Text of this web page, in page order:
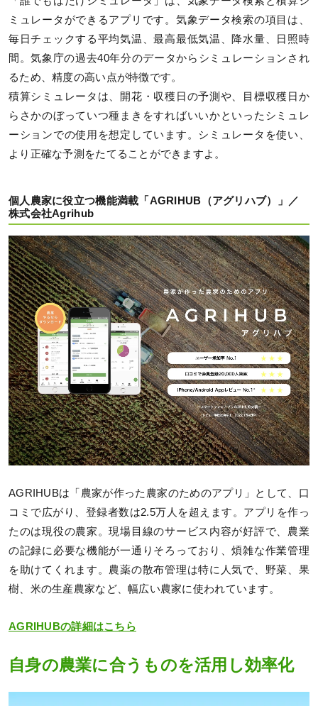
ミュレータができるアプリです。気象データ検索の項目は、
毎日チェックする平均気温、最高最低気温、降水量、日照時
間。気象庁の過去40年分のデータからシミュレーションされ
るため、精度の高い点が特徴です。
積算シミュレータは、開花・収穫日の予測や、目標収穫日か
らさかのぼっていつ種まきをすればいいかといったシミュレ
ーションでの使用を想定しています。シミュレータを使い、
より正確な予測をたてることができますよ。
個人農家に役立つ機能満載「AGRIHUB（アグリハブ）」／
株式会社Agrihub
AGRIHUBは「農家が作った農家のためのアプリ」として、口
コミで広がり、登録者数は2.5万人を超えます。アプリを作っ
たのは現役の農家。現場目線のサービス内容が好評で、農業
の記録に必要な機能が一通りそろっており、煩雑な作業管理
を助けてくれます。農薬の散布管理は特に人気で、野菜、果
樹、米の生産農家など、幅広い農家に使われています。
AGRIHUBの詳細はこちら
自身の農業に合うものを活用し効率化